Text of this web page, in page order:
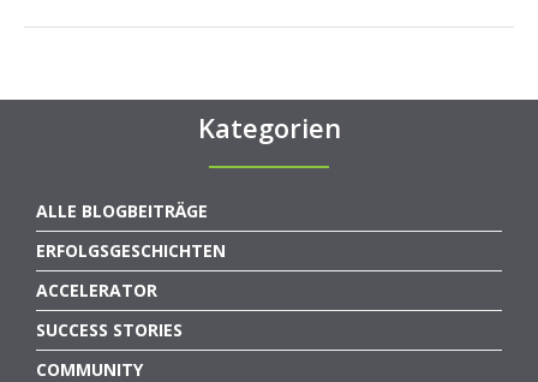
Kategorien
ALLE BLOGBEITRÄGE
ERFOLGSGESCHICHTEN
ACCELERATOR
SUCCESS STORIES
COMMUNITY